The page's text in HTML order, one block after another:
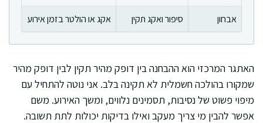
אבחון
סיפור ואקג תקין אקג או הולטר בזמן אירוע
האתגר המרכזי הוא ההבחנה בין דופק מהיר תקין לבין דופק מהיר
שמקורו בהולכה חשמלית לא תקינה בלב. אני נוטה להתחיל עם
מיפוי פשוט של נסיבות, תסמינים נלווים, ומשך האירוע. משם
אפשר להבין מי צריך מעקב ואילו בדיקות יכולות לתת תשובה.